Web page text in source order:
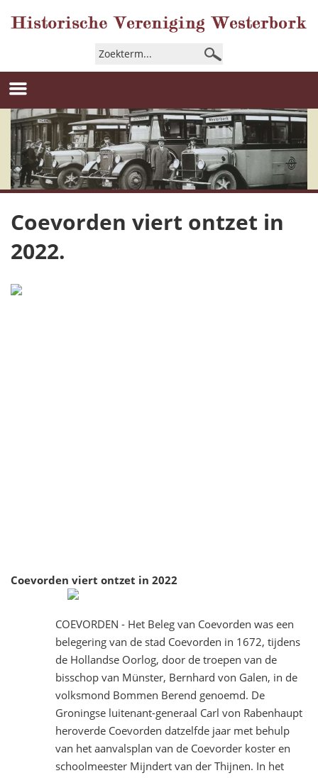
Coevorden viert ontzet in
2022.
Coevorden viert ontzet in 2022
COEVORDEN - Het Beleg van Coevorden was een
belegering van de stad Coevorden in 1672, tijdens
de Hollandse Oorlog, door de troepen van de
bisschop van Münster, Bernhard von Galen, in de
volksmond Bommen Berend genoemd. De
Groningse luitenant-generaal Carl von Rabenhaupt
heroverde Coevorden datzelfde jaar met behulp
van het aanvalsplan van de Coevorder koster en
schoolmeester Mijndert van der Thijnen. In het